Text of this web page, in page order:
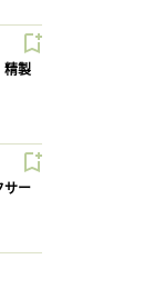
精製
サー